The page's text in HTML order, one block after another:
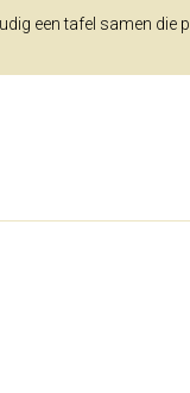
een tafel samen die